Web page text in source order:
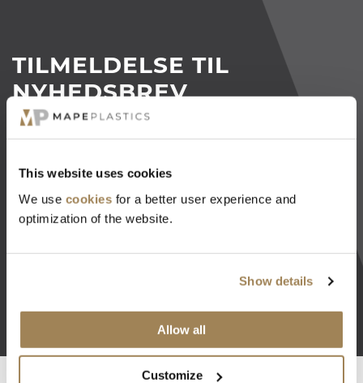
This website uses cookies
We use cookies for a better user experience and
optimization of the website.
Show details
Allow all
Customize
TILMELDELSE TIL
NYHEDSBREV
Tilmeld dig vores nyhedsbrev for at få de seneste